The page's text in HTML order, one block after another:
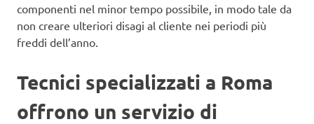
componenti nel minor tempo possibile, in modo tale da
non creare ulteriori disagi al cliente nei periodi più
freddi dell’anno.
Tecnici specializzati a Roma
offrono un servizio di